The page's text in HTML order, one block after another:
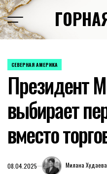
Перейти
к
содержимому
ОПУБЛИКОВАНО
СЕВЕРНАЯ АМЕРИКА
Президент
выбирает
вместо
08.04.2025 Милана Худаева